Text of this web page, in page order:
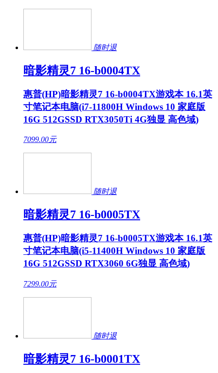
随时退
暗影精灵7 16-b0004TX
惠普(HP)暗影精灵7 16-b0004TX游戏本 16.1英
寸笔记本电脑(i7-11800H Windows 10 家庭版
16G 512GSSD RTX3050Ti 4G独显 高色域)
7099.00元
随时退
暗影精灵7 16-b0005TX
惠普(HP)暗影精灵7 16-b0005TX游戏本 16.1英
寸笔记本电脑(i5-11400H Windows 10 家庭版
16G 512GSSD RTX3060 6G独显 高色域)
7299.00元
随时退
暗影精灵7 16-b0001TX